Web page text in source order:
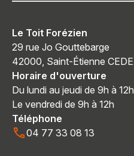
Le Toit Forézien
29 rue Jo Gouttebarge
42000, Saint-Étienne
Horaire d'ouverture
Du lundi au jeudi de 9h à
Le vendredi de 9h à 12h
Téléphone
04 77 33 08 13